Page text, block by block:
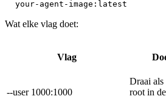
Wat elke vlag doet:
Vlag
--user 1000:1000
Draai als
root in de